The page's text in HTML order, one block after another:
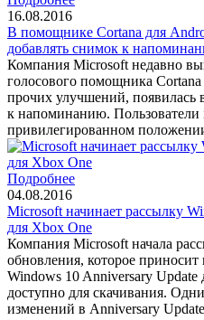
16.08.2016
В помощнике Cortana для
добавлять снимок к
Компания Microsoft недавно
голосового помощника
прочих улучшений, появилась
к напоминанию. Пользователи
привилегированном
Подробнее
04.08.2016
Microsoft начинает рассылку
для Xbox One
Компания Microsoft начала
обновления, которое
Windows 10 Anniversary
доступно для скачивания.
изменений в Anniversary Update